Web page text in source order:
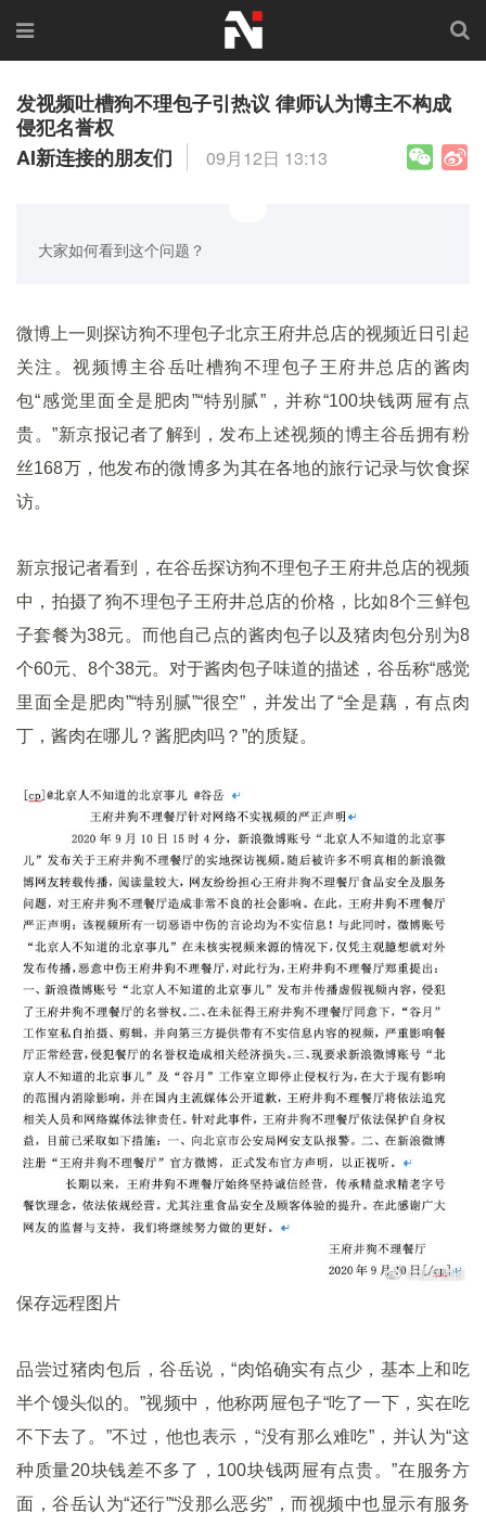
发视频吐槽狗不理包子引热议 律师认为博主不构成
侵犯名誉权
AI新连接的朋友们
09月12日 13:13
大家如何看到这个问题？
微博上一则探访狗不理包子北京王府井总店的视频近日引起
关注。视频博主谷岳吐槽狗不理包子王府井总店的酱肉
包“感觉里面全是肥肉”“特别腻”，并称“100块钱两屉有点
贵。”新京报记者了解到，发布上述视频的博主谷岳拥有粉
丝168万，他发布的微博多为其在各地的旅行记录与饮食探
访。
新京报记者看到，在谷岳探访狗不理包子王府井总店的视频
中，拍摄了狗不理包子王府井总店的价格，比如8个三鲜包
子套餐为38元。而他自己点的酱肉包子以及猪肉包分别为8
个60元、8个38元。对于酱肉包子味道的描述，谷岳称“感觉
里面全是肥肉”“特别腻”“很空”，并发出了“全是藕，有点肉
丁，酱肉在哪儿？酱肥肉吗？”的质疑。
保存远程图片
品尝过猪肉包后，谷岳说，“肉馅确实有点少，基本上和吃
半个馒头似的。”视频中，他称两屉包子“吃了一下，实在吃
不下去了。”不过，他也表示，“没有那么难吃”，并认为“这
种质量20块钱差不多了，100块钱两屉有点贵。”在服务方
面，谷岳认为“还行”“没那么恶劣”，而视频中也显示有服务